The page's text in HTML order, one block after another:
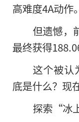
高难度4A动作。
但遗憾，
最终获得
这个被认
底是什么？现
探索“冰